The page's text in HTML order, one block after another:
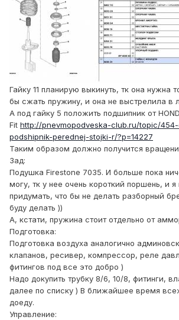
Гайку 11 планирую выкинуть, тк она нужна
бы сжать пружину, и она не выстрелила в
А под гайку 5 положить подшипник от
Fit http://pnevmopodveska-club.ru/topic/
podshipnik-perednej-stojki-r/?p=14227
Таким образом должно получится
Зад:
Подушка Firestone 7035. И больше пока
могу, тк у нее очень короткий поршень, и
придумать, что бы не делать разборный
буду делать ))
А, кстати, пружина стоит отдельно от
Подготовка:
Подготовка воздуха аналогично
клапанов, ресивер, компрессор, реле
фитингов под все это добро )
Надо докупить трубку 8/6, 10/8, фитинги,
далее по списку ) В ближайшее время
доеду.
Управление: